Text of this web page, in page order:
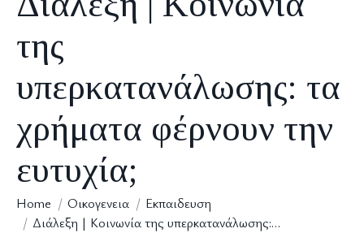
της
υπερκατανάλωσης: τα
χρήματα φέρνουν την
ευτυχία;
You are here:
Home Οικογενεια
Εκπαιδευση
Διάλεξη | Κοινωνία της υπερκατανάλωσης:…